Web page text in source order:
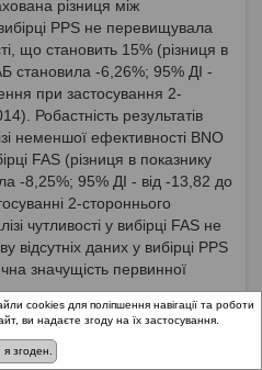
різниця між
PPS не перевищувала
що становить 15% (різниця в
становила -6,26%; 95% ДІ -
при застосування 2-
Робастність результатів
неменшої ефективності BNO
FAS (різниця в показнику
-8,25%; 95% ДІ - від -13,82 до
2-стороннього
чутливості у вибірці FAS не
відсутніх даних у вибірці PPS
значущість первинної
cookies для поліпшення навігації та роботи
ви надаєте згоду на їх застосування.
я згоден.